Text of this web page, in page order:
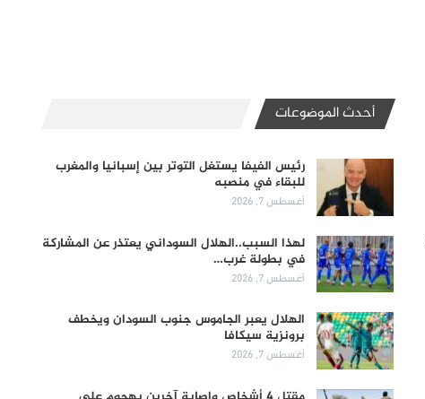
أحدث الموضوعات
رئيس الفيفا يستغل التوتر بين إسبانيا والمغرب
للبقاء في منصبه
أغسطس 7, 2026
لهذا السبب..الهلال السوداني يعتذر عن المشاركة
في بطولة غرب…
أغسطس 7, 2026
الهلال يعبر الجاموس جنوب السودان ويخطف
برونزية سيكافا
أغسطس 7, 2026